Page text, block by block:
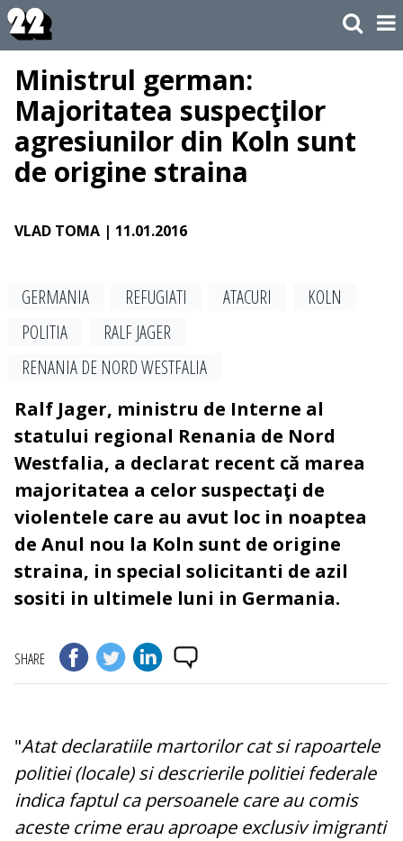
Ministrul german:
Majoritatea suspecţilor
agresiunilor din Koln sunt
de origine straina
VLAD TOMA | 11.01.2016
GERMANIA REFUGIATI ATACURI
KOLN
POLITIA
RALF JAGER
RENANIA DE NORD WESTFALIA
Ralf Jager, ministru de Interne al
statului regional Renania de Nord
Westfalia, a declarat recent că marea
majoritatea a celor suspectaţi de
violentele care au avut loc in noaptea
de Anul nou la Koln sunt de origine
straina, in special solicitanti de azil
sositi in ultimele luni in Germania.
SHARE
"Atat declaratiile martorilor cat si rapoartele
politiei (locale) si descrierile politiei federale
indica faptul ca persoanele care au comis
aceste crime erau aproape exclusiv imigranti